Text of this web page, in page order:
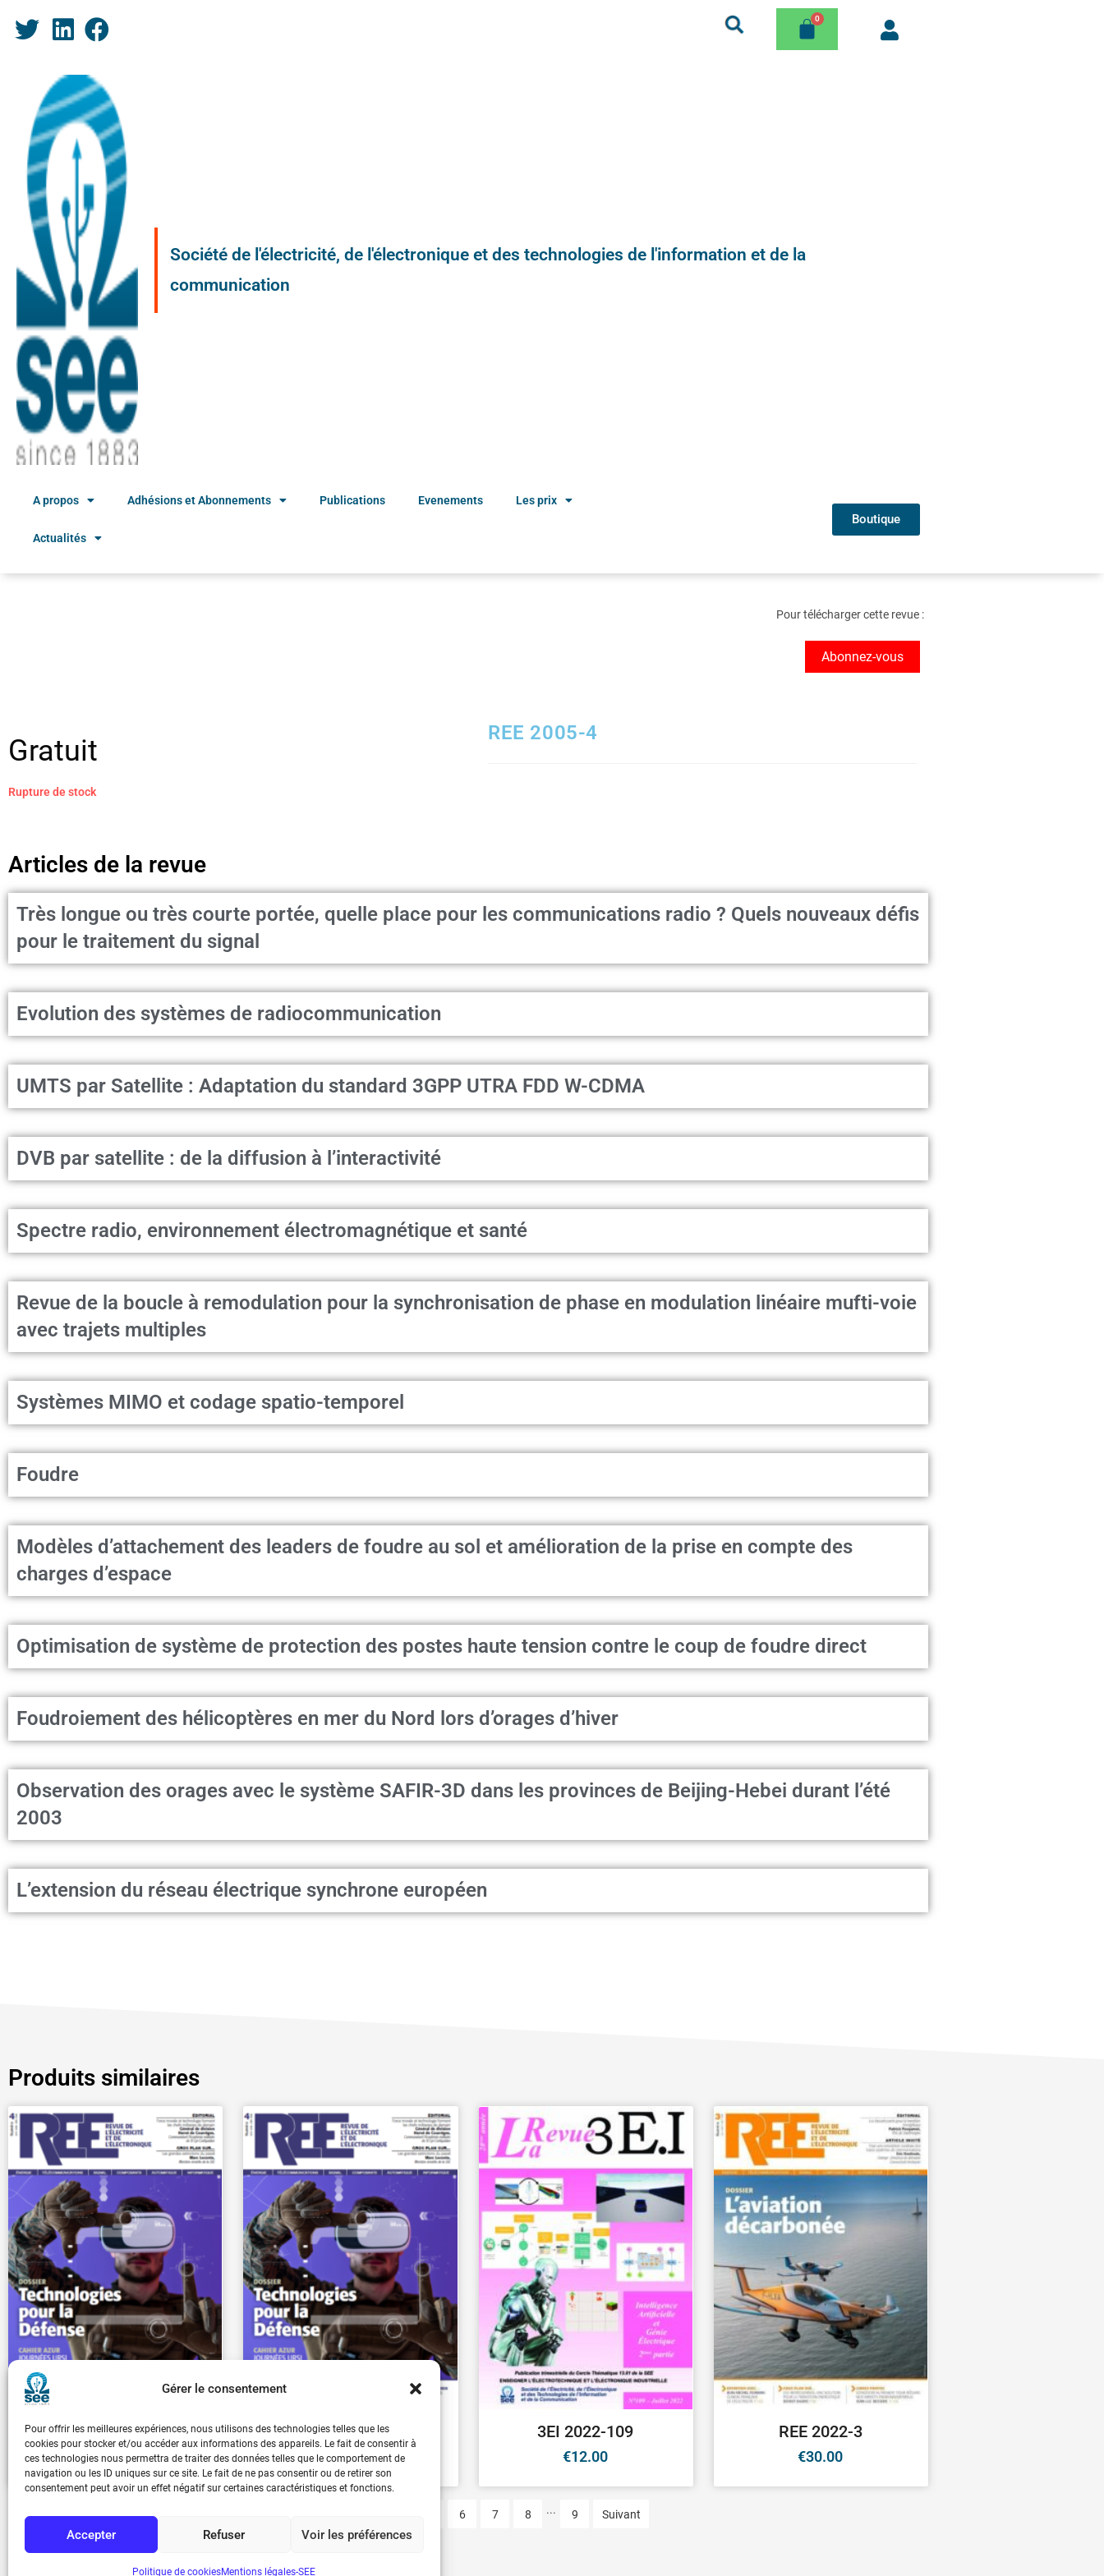
Gérer le consentement
Pour offrir les meilleures expériences, nous utilisons des technologies telles que les
cookies pour stocker et/ou accéder aux informations des appareils. Le fait de consentir à
ces technologies nous permettra de traiter des données telles que le comportement de
navigation ou les ID uniques sur ce site. Le fait de ne pas consentir ou de retirer son
consentement peut avoir un effet négatif sur certaines caractéristiques et fonctions.
Accepter Refuser Voir les préférences
Politique de cookiesMentions légales-SEE
Société de l'électricité, de l'électronique et des technologies de l'information et de la
communication
A propos Adhésions et Abonnements Publications Evenements Les prix
Actualités
Boutique
Pour télécharger cette revue :
Abonnez-vous
Gratuit
Rupture de stock
REE 2005-4
Articles de la revue
Très longue ou très courte portée, quelle place pour les communications radio ? Quels nouveaux défis
pour le traitement du signal
Evolution des systèmes de radiocommunication
UMTS par Satellite : Adaptation du standard 3GPP UTRA FDD W-CDMA
DVB par satellite : de la diffusion à l’interactivité
Spectre radio, environnement électromagnétique et santé
Revue de la boucle à remodulation pour la synchronisation de phase en modulation linéaire mufti-voie
avec trajets multiples
Systèmes MIMO et codage spatio-temporel
Foudre
Modèles d’attachement des leaders de foudre au sol et amélioration de la prise en compte des
charges d’espace
Optimisation de système de protection des postes haute tension contre le coup de foudre direct
Foudroiement des hélicoptères en mer du Nord lors d’orages d’hiver
Observation des orages avec le système SAFIR-3D dans les provinces de Beijing-Hebei durant l’été
2003
L’extension du réseau électrique synchrone européen
Produits similaires
REE 2023-1 hghg
€33.00
REE 2022-4
€30.00
3EI 2022-109
€12.00
REE 2022-3
€30.00
6 7 8 ... 9 Suivant